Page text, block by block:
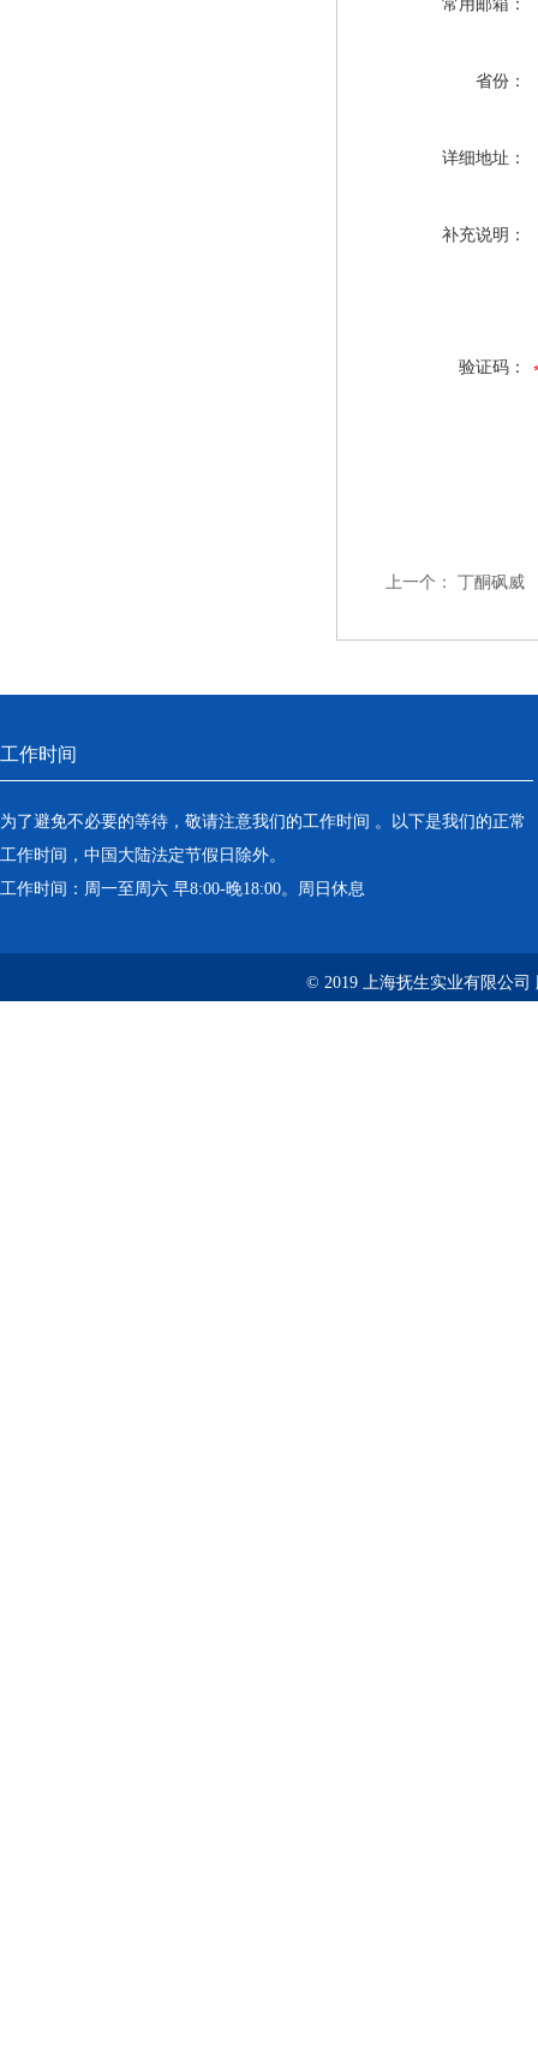
常用邮箱：
省份：
详细地址：
补充说明：
验证码：
上一个： 丁酮砜威
工作时间
为了避免不必要的等待，敬请注意我们的工作时间 。以下是我们的正常
工作时间，中国大陆法定节假日除外。
工作时间：周一至周六 早8:00-晚18:00。周日休息
© 2019 上海抚生实业有限公司